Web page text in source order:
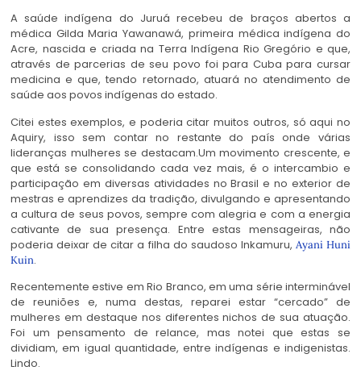
A saúde indígena do Juruá recebeu de braços abertos a
médica Gilda Maria Yawanawá, primeira médica indígena do
Acre, nascida e criada na Terra Indígena Rio Gregório e que,
através de parcerias de seu povo foi para Cuba para cursar
medicina e que, tendo retornado, atuará no atendimento de
saúde aos povos indígenas do estado.
Citei estes exemplos, e poderia citar muitos outros, só aqui no
Aquiry, isso sem contar no restante do país onde várias
lideranças mulheres se destacam.Um movimento crescente, e
que está se consolidando cada vez mais, é o intercambio e
participação em diversas atividades no Brasil e no exterior de
mestras e aprendizes da tradição, divulgando e apresentando
a cultura de seus povos, sempre com alegria e com a energia
cativante de sua presença. Entre estas mensageiras, não
poderia deixar de citar a filha do saudoso Inkamuru, Ayani Huni
Kuin.
Recentemente estive em Rio Branco, em uma série interminável
de reuniões e, numa destas, reparei estar “cercado” de
mulheres em destaque nos diferentes nichos de sua atuação.
Foi um pensamento de relance, mas notei que estas se
dividiam, em igual quantidade, entre indígenas e indigenistas.
Lindo.